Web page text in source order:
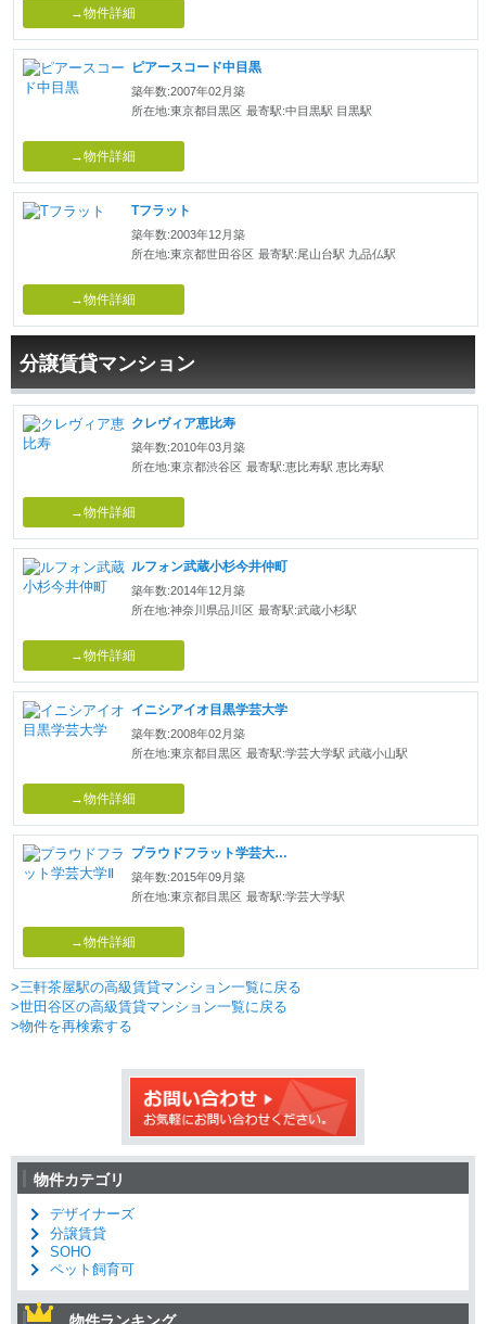
→物件詳細
ピアースコード中目黒
築年数:2007年02月築
所在地:東京都目黒区 最寄駅:中目黒駅 目黒駅
→物件詳細
Tフラット
築年数:2003年12月築
所在地:東京都世田谷区 最寄駅:尾山台駅 九品仏駅
→物件詳細
分譲賃貸マンション
クレヴィア恵比寿
築年数:2010年03月築
所在地:東京都渋谷区 最寄駅:恵比寿駅 恵比寿駅
→物件詳細
ルフォン武蔵小杉今井仲町
築年数:2014年12月築
所在地:神奈川県品川区 最寄駅:武蔵小杉駅
→物件詳細
イニシアイオ目黒学芸大学
築年数:2008年02月築
所在地:東京都目黒区 最寄駅:学芸大学駅 武蔵小山駅
→物件詳細
プラウドフラット学芸大学Ⅱ
築年数:2015年09月築
所在地:東京都目黒区 最寄駅:学芸大学駅
→物件詳細
>三軒茶屋駅の高級賃貸マンション一覧に戻る
>世田谷区の高級賃貸マンション一覧に戻る
>物件を再検索する
物件カテゴリ
デザイナーズ
分譲賃貸
SOHO
ペット飼育可
物件ランキング